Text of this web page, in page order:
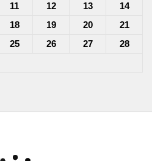
11 12 13
14
18 19 20
21
25 26 27
28